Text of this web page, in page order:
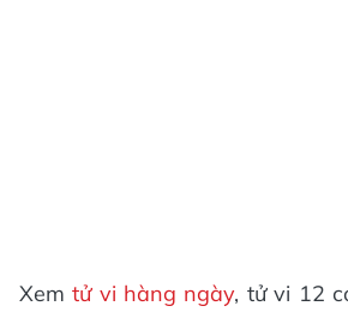
Xemtử vi hàng ngày, tử vi 12